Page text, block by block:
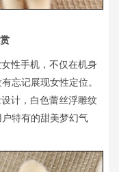
性手机，不仅在机身
忘记展现女性定位。
计，白色蕾丝浮雕纹
特有的甜美梦幻气